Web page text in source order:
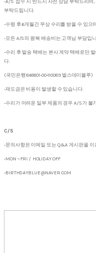
-A/S 접수 시 반드시 사전 상담 부탁드리며
부탁드립니다.
-수령 후 6개월간 무상 수리를 받을 수 있으
-모든 A/S의 왕복 배송비는 고객님 부담입
-수리 후 발송 택배는 본사 계약 택배로만
다.
(국민은행 848801-00-110089 벌스데이블루)
-재도금은 비용이 발생할 수 있습니다.
-수리가 어려운 일부 제품의 경우 A/S가 불
C/S
-문의사항은 이메일 또는 Q&A 게시판을
-MON ~ FRI / HOLIDAY OFF
-BIRTHDAYBLUE@NAVER.COM